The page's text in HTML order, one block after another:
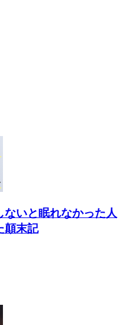
ないと眠れなかった人
顛末記